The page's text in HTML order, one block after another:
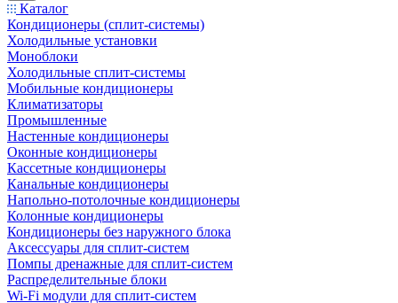
Каталог
Кондиционеры (сплит-системы)
Холодильные установки
Моноблоки
Холодильные сплит-системы
Мобильные кондиционеры
Климатизаторы
Промышленные
Настенные кондиционеры
Оконные кондиционеры
Кассетные кондиционеры
Канальные кондиционеры
Напольно-потолочные кондиционеры
Колонные кондиционеры
Кондиционеры без наружного блока
Аксессуары для сплит-систем
Помпы дренажные для сплит-систем
Распределительные блоки
Wi-Fi модули для сплит-систем